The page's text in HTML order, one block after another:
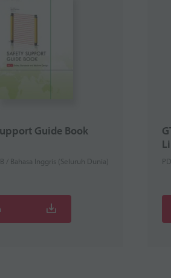
Guide Book
/ Bahasa Inggris (Seluruh Dunia)